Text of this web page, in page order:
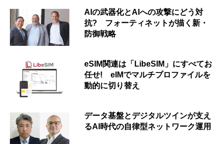
AIの武器化とAIへの攻撃にどう対
抗? フォーティネットが描く新・
防御戦略
eSIM関連は「LibeSIM」にすべてお
任せ! eIMでマルチプロファイルを
動的に切り替え
データ基盤とデジタルツインが支え
るAI時代の自律型ネットワーク運用